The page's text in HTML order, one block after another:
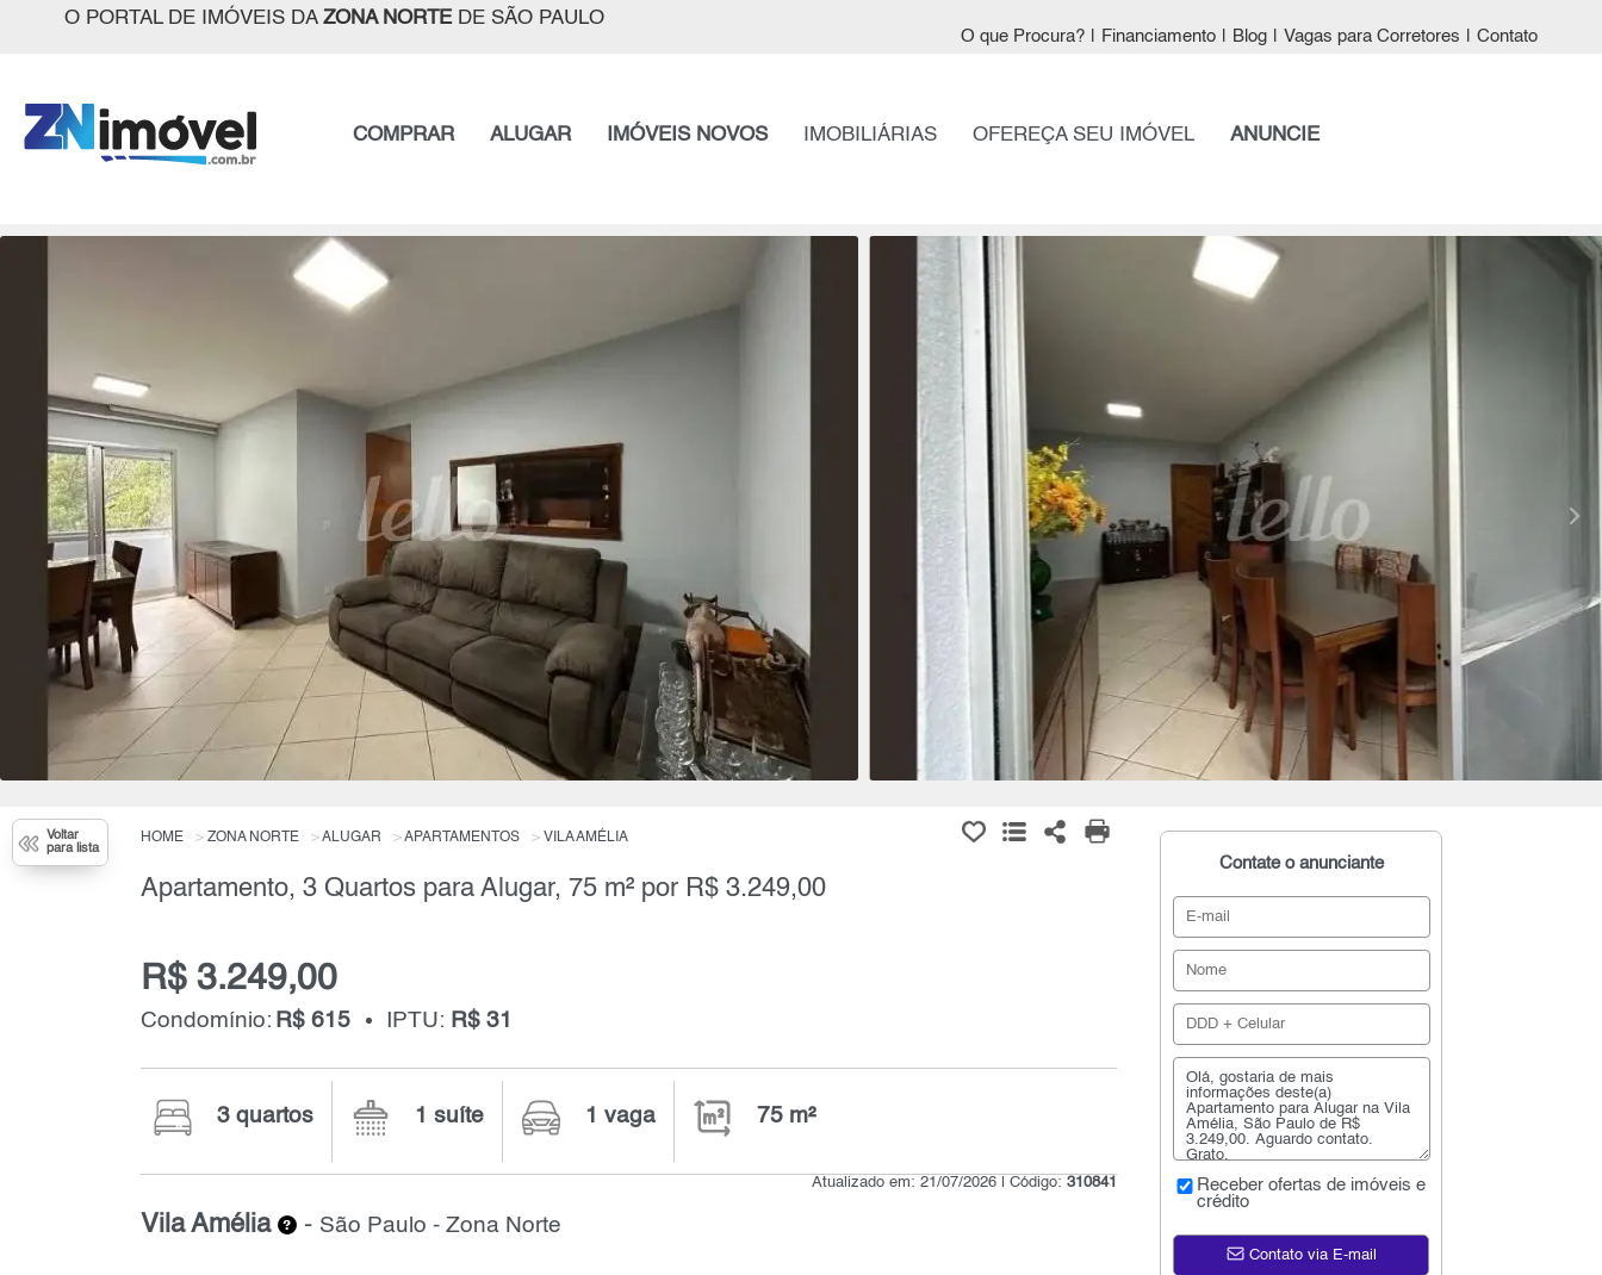
O PORTAL DE IMÓVEIS DA ZONA NORTEDE SÃO PAULO
O que Procura? Financiamento Blog Vagas para Corretores Contato
COMPRAR ALUGAR IMÓVEIS NOVOS IMOBILIÁRIAS OFEREÇA SEU IMÓVEL ANUNCIE
Voltar
para lista
HOME ZONA NORTE ALUGAR APARTAMENTOS VILA AMÉLIA
Apartamento, 3 Quartos para Alugar, 75 m² por R$ 3.249,00
R$ 3.249,00
Condomínio: R$ 615 IPTU: R$ 31
3 quartos 1 suíte 1 vaga 75 m²
Atualizado em: 21/07/2026 | Código:310841
Vila Amélia - São Paulo - Zona Norte
Contate o anunciante
Receber ofertas de imóveis e
crédito
Contato via E-mail